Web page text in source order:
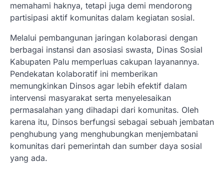
memahami haknya, tetapi juga demi mendorong
partisipasi aktif komunitas dalam kegiatan sosial.
Melalui pembangunan jaringan kolaborasi dengan
berbagai instansi dan asosiasi swasta, Dinas Sosial
Kabupaten Palu memperluas cakupan layanannya.
Pendekatan kolaboratif ini memberikan
memungkinkan Dinsos agar lebih efektif dalam
intervensi masyarakat serta menyelesaikan
permasalahan yang dihadapi dari komunitas. Oleh
karena itu, Dinsos berfungsi sebagai sebuah jembatan
penghubung yang menghubungkan menjembatani
komunitas dari pemerintah dan sumber daya sosial
yang ada.